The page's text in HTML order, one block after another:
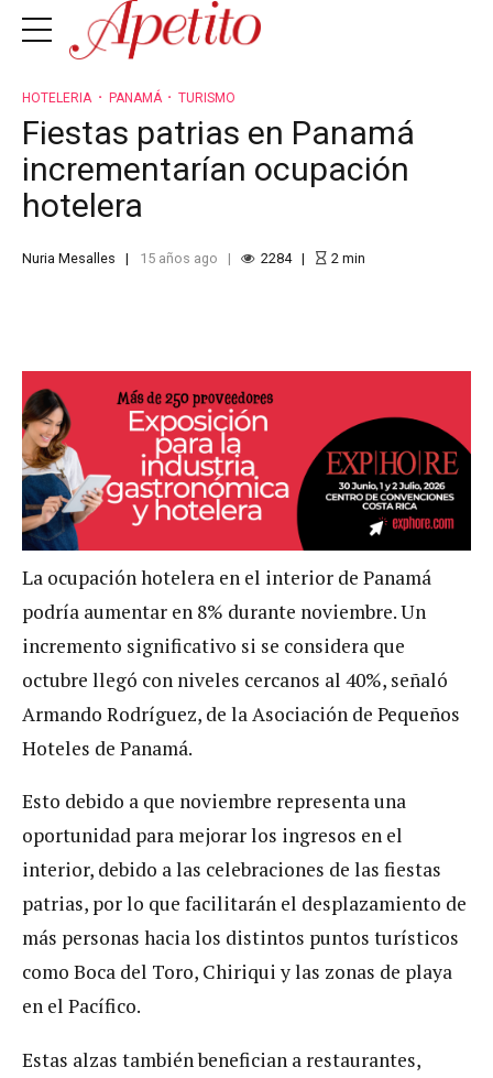
HOTELERIA PANAMÁ TURISMO
Fiestas patrias en Panamá
incrementarían ocupación
hotelera
Nuria Mesalles 15 años ago 2284 2 min
La ocupación hotelera en el interior de Panamá
podría aumentar en 8% durante noviembre. Un
incremento significativo si se considera que
octubre llegó con niveles cercanos al 40%, señaló
Armando Rodríguez, de la Asociación de Pequeños
Hoteles de Panamá.
Esto debido a que noviembre representa una
oportunidad para mejorar los ingresos en el
interior, debido a las celebraciones de las fiestas
patrias, por lo que facilitarán el desplazamiento de
más personas hacia los distintos puntos turísticos
como Boca del Toro, Chiriqui y las zonas de playa
en el Pacífico.
Estas alzas también benefician a restaurantes,